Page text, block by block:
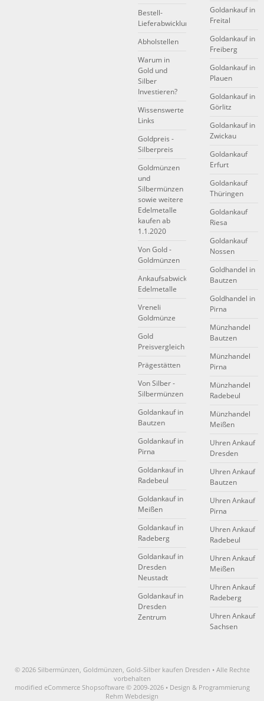
Bestell-
Lieferabwicklung
Abholstellen
Warum in
Gold und
Silber
Investieren?
Wissenswerte
Links
Goldpreis -
Silberpreis
Goldmünzen
und
Silbermünzen
sowie weitere
Edelmetalle
kaufen ab
1.1.2020
Von Gold -
Goldmünzen
Ankaufsabwicklung
Edelmetalle
Vreneli
Goldmünze
Gold
Preisvergleich
Prägestätten
Von Silber -
Silbermünzen
Goldankauf in
Bautzen
Goldankauf in
Pirna
Goldankauf in
Radebeul
Goldankauf in
Meißen
Goldankauf in
Radeberg
Goldankauf in
Dresden
Neustadt
Goldankauf in
Dresden
Zentrum
Goldankauf in
Freital
Goldankauf in
Freiberg
Goldankauf in
Plauen
Goldankauf in
Görlitz
Goldankauf in
Zwickau
Goldankauf
Erfurt
Goldankauf
Thüringen
Goldankauf
Riesa
Goldankauf
Nossen
Goldhandel in
Bautzen
Goldhandel in
Pirna
Münzhandel
Bautzen
Münzhandel
Pirna
Münzhandel
Radebeul
Münzhandel
Meißen
Uhren Ankauf
Dresden
Uhren Ankauf
Bautzen
Uhren Ankauf
Pirna
Uhren Ankauf
Radebeul
Uhren Ankauf
Meißen
Uhren Ankauf
Radeberg
Uhren Ankauf
Sachsen
© 2026 Silbermünzen, Goldmünzen, Gold-Silber kaufen Dresden • Alle Rechte
vorbehalten
modified eCommerce Shopsoftware © 2009-2026 • Design & Programmierung
Rehm Webdesign